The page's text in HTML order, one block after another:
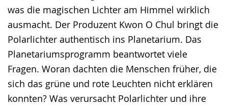
was die magischen Lichter am Himmel wirklich
ausmacht. Der Produzent Kwon O Chul bringt die
Polarlichter authentisch ins Planetarium. Das
Planetariumsprogramm beantwortet viele
Fragen. Woran dachten die Menschen früher, die
sich das grüne und rote Leuchten nicht erklären
konnten? Was verursacht Polarlichter und ihre